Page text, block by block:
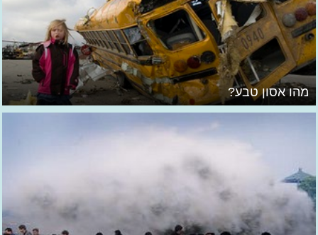
מהו אסון טבע?